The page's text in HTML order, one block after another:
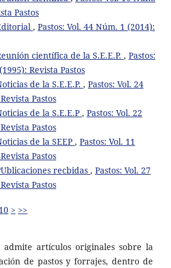
Pastos
, Pastos: Vol. 44 Núm. 1 (2014):
científica de la S.E.E.P. , Pastos:
Revista Pastos
de la S.E.E.P. , Pastos: Vol. 24
Pastos
de la S.E.E.P , Pastos: Vol. 22
Pastos
de la SEEP , Pastos: Vol. 11
Pastos
recbidas , Pastos: Vol. 27
Pastos
10 > >>
admite artículos originales sobre la
de pastos y forrajes, dentro de